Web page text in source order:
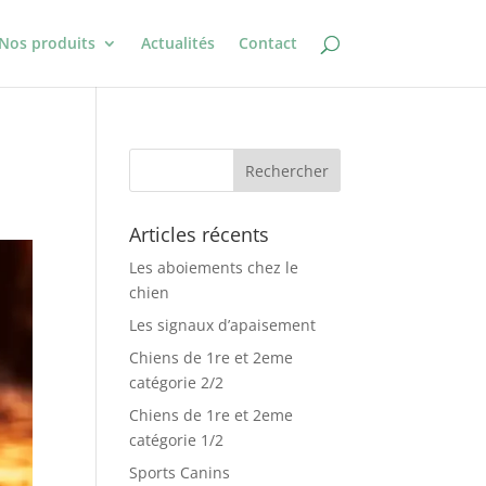
produits Actualités Contact
Articles récents
Les aboiements chez le
chien
Les signaux d’apaisement
Chiens de 1re et 2eme
catégorie 2/2
Chiens de 1re et 2eme
catégorie 1/2
Sports Canins